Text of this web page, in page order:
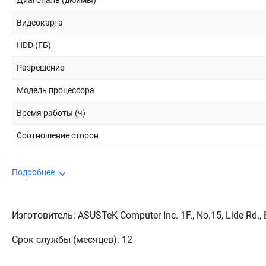
Видеокарта
HDD (ГБ)
Разрешение
Модель процессора
Время работы (ч)
Соотношение сторон
Подробнее
Изготовитель: ASUSTeK Computer Inc. 1F., No.15, Lide
Срок службы (месяцев): 12